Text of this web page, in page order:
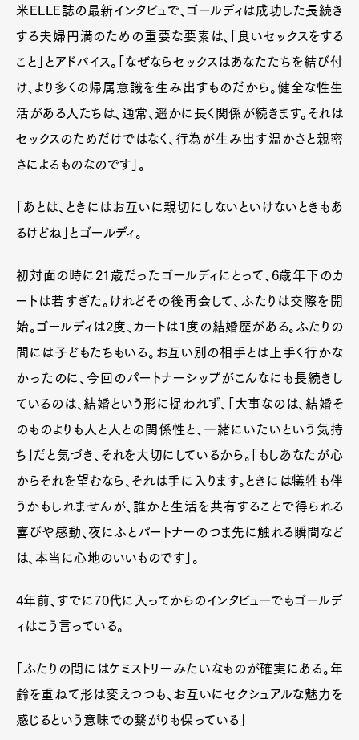
米ELLE誌の最新インタビュで、ゴールディは成功した長続き
する夫婦円満のための重要な要素は、「良いセックスをする
こと」とアドバイス。「なぜならセックスはあなたたちを結び付
け、より多くの帰属意識を生み出すものだから。健全な性生
活がある人たちは、通常、遥かに長く関係が続きます。それは
セックスのためだけではなく、行為が生み出す温かさと親密
さによるものなのです」。
「あとは、ときにはお互いに親切にしないといけないときもあ
るけどね」とゴールディ。
初対面の時に21歳だったゴールディにとって、6歳年下のカ
ートは若すぎた。けれどその後再会して、ふたりは交際を開
始。ゴールディは2度、カートは1度の結婚歴がある。ふたりの
間には子どもたちもいる。お互い別の相手とは上手く行かな
かったのに、今回のパートナーシップがこんなにも長続きし
ているのは、結婚という形に捉われず、「大事なのは、結婚そ
のものよりも人と人との関係性と、一緒にいたいという気持
ち」だと気づき、それを大切にしているから。「もしあなたが心
からそれを望むなら、それは手に入ります。ときには犠牲も伴
うかもしれませんが、誰かと生活を共有することで得られる
喜びや感動、夜にふとパートナーのつま先に触れる瞬間など
は、本当に心地のいいものです」。
4年前、すでに70代に入ってからのインタビューでもゴールデ
ィはこう言っている。
「ふたりの間にはケミストリーみたいなものが確実にある。年
齢を重ねて形は変えつつも、お互いにセクシュアルな魅力を
感じるという意味での繋がりも保っている」